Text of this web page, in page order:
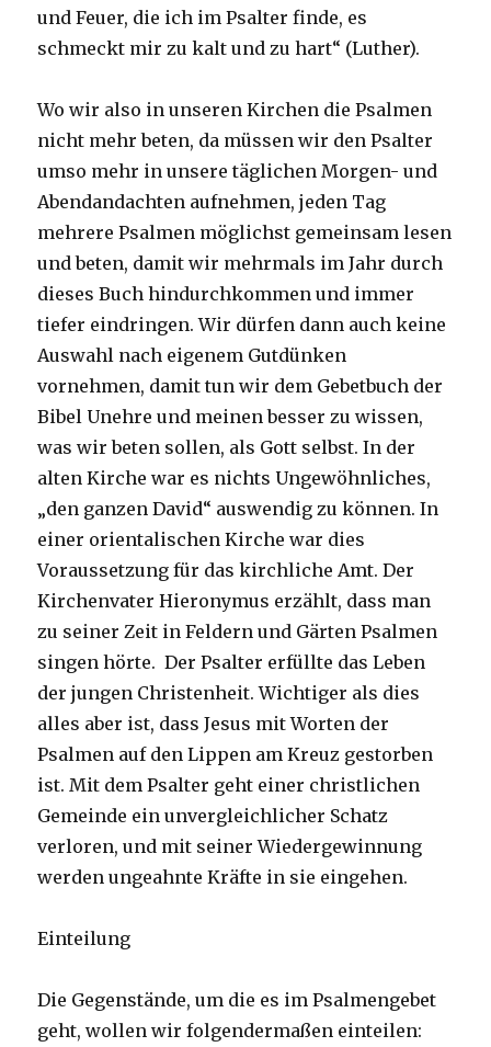
und Feuer, die ich im Psalter finde, es
schmeckt mir zu kalt und zu hart“ (Luther).
Wo wir also in unseren Kirchen die Psalmen
nicht mehr beten, da müssen wir den Psalter
umso mehr in unsere täglichen Morgen- und
Abendandachten aufnehmen, jeden Tag
mehrere Psalmen möglichst gemeinsam lesen
und beten, damit wir mehrmals im Jahr durch
dieses Buch hindurchkommen und immer
tiefer eindringen. Wir dürfen dann auch keine
Auswahl nach eigenem Gutdünken
vornehmen, damit tun wir dem Gebetbuch der
Bibel Unehre und meinen besser zu wissen,
was wir beten sollen, als Gott selbst. In der
alten Kirche war es nichts Ungewöhnliches,
„den ganzen David“ auswendig zu können. In
einer orientalischen Kirche war dies
Voraussetzung für das kirchliche Amt. Der
Kirchenvater Hieronymus erzählt, dass man
zu seiner Zeit in Feldern und Gärten Psalmen
singen hörte. Der Psalter erfüllte das Leben
der jungen Christenheit. Wichtiger als dies
alles aber ist, dass Jesus mit Worten der
Psalmen auf den Lippen am Kreuz gestorben
ist. Mit dem Psalter geht einer christlichen
Gemeinde ein unvergleichlicher Schatz
verloren, und mit seiner Wiedergewinnung
werden ungeahnte Kräfte in sie eingehen.
Einteilung
Die Gegenstände, um die es im Psalmengebet
geht, wollen wir folgendermaßen einteilen: